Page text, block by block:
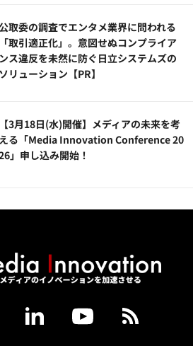
取委の調査でエンタメ業界に問われる
「取引適正化」。意図せぬコンプライア
ンス違反を未然に防ぐ日立システムズの
ソリューション​【PR】
【3月18日(水)開催】メディアの未来を考
える「Media Innovation Conference 20
」申し込み開始！